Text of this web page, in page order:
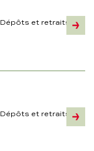
Dépôts et retraits
Dépôts et retraits